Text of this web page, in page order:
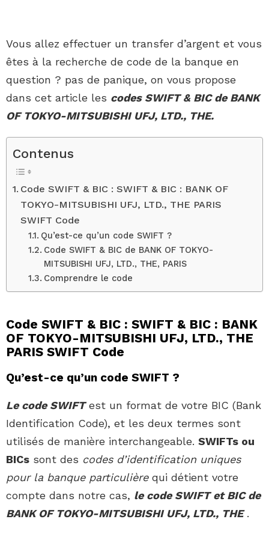
Vous allez effectuer un transfer d’argent et vous
êtes à la recherche de code de la banque en
question ? pas de panique, on vous propose
dans cet article les codes SWIFT & BIC de BANK
OF TOKYO-MITSUBISHI UFJ, LTD., THE.
Contenus
Code SWIFT & BIC : SWIFT & BIC : BANK OF
TOKYO-MITSUBISHI UFJ, LTD., THE PARIS
SWIFT Code
Qu’est-ce qu’un code SWIFT ?
Code SWIFT & BIC de BANK OF TOKYO-
MITSUBISHI UFJ, LTD., THE, PARIS
Comprendre le code
Code SWIFT & BIC : SWIFT & BIC : BANK
OF TOKYO-MITSUBISHI UFJ, LTD., THE
PARIS SWIFT Code
Qu’est-ce qu’un code SWIFT ?
Le code SWIFTest un format de votre BIC (Bank
Identification Code), et les deux termes sont
utilisés de manière interchangeable. SWIFTs ou
BICs sont des codes d’identification uniques
pour la banque particulière qui détient votre
compte dans notre cas, le code SWIFT et BIC de
BANK OF TOKYO-MITSUBISHI UFJ, LTD., THE.